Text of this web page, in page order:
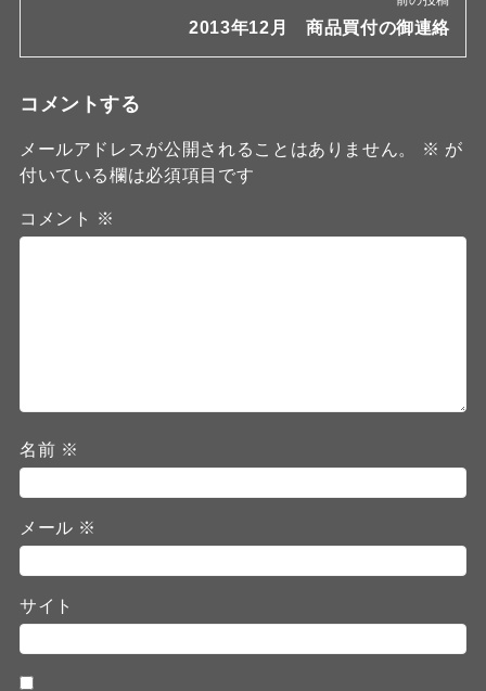
2013年12月 商品買付の御連絡
コメントする
メールアドレスが公開されることはありません。 ※ が
付いている欄は必須項目です
コメント ※
名前 ※
メール ※
サイト